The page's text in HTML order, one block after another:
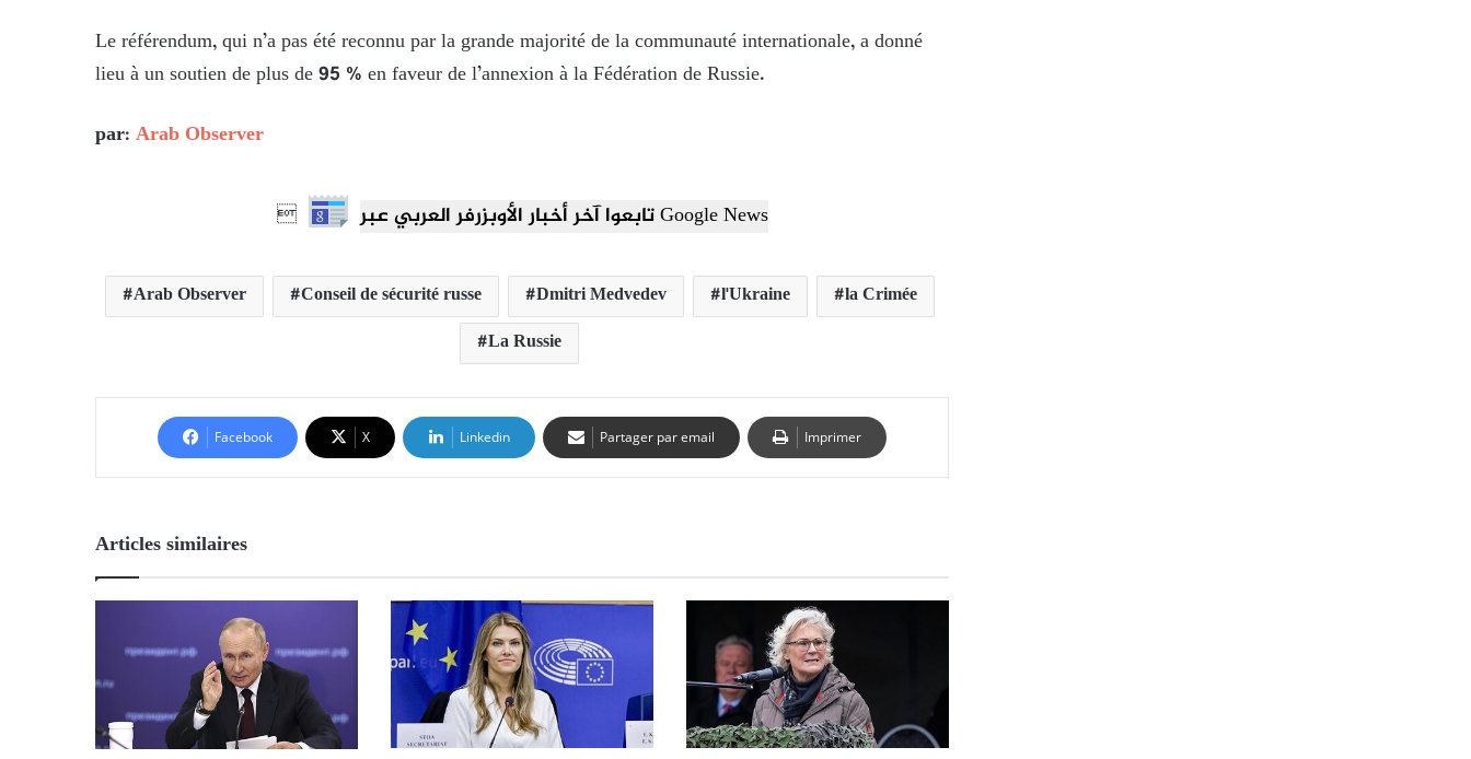
Le référendum, qui n’a pas été reconnu par la grande majorité de la communauté internationale, a donné
lieu à un soutien de plus de 95 % en faveur de l’annexion à la Fédération de Russie.
par: Arab Observer
 تابعوا آخر أخبار الأوبزرفر العربي عبر Google News
Arab Observer Conseil de sécurité russe Dmitri Medvedev l'Ukraine
la Crimée
La Russie
Facebook X Linkedin Partager par email Imprimer
Articles similaires